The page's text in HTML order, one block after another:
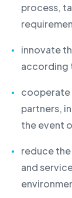
process,
innovate
according
cooperate
partners,
the event
reduce
and